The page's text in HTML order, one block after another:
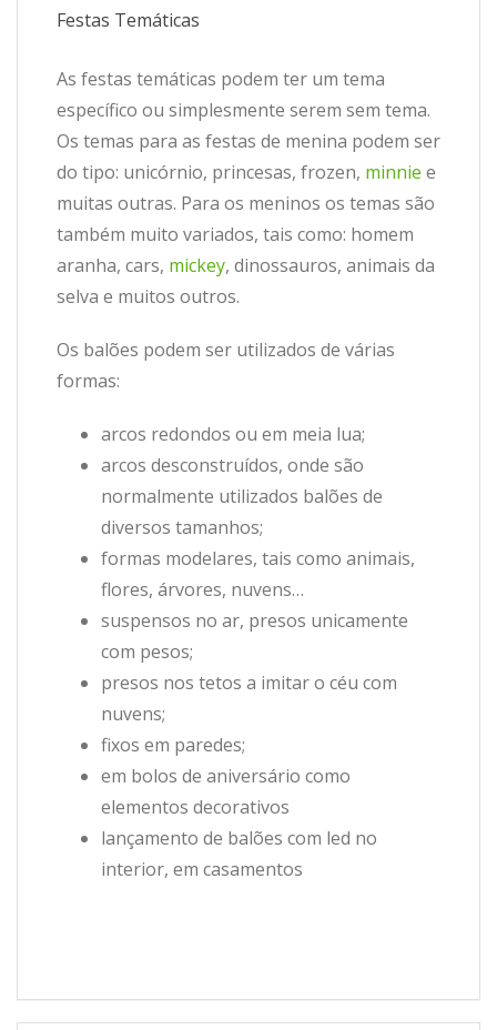
Festas Temáticas
As festas temáticas podem ter um tema
específico ou simplesmente serem sem tema.
Os temas para as festas de menina podem ser
do tipo: unicórnio, princesas, frozen, minnie e
muitas outras. Para os meninos os temas são
também muito variados, tais como: homem
aranha, cars, mickey, dinossauros, animais da
selva e muitos outros.
Os balões podem ser utilizados de várias
formas:
arcos redondos ou em meia lua;
arcos desconstruídos, onde são
normalmente utilizados balões de
diversos tamanhos;
formas modelares, tais como animais,
flores, árvores, nuvens…
suspensos no ar, presos unicamente
com pesos;
presos nos tetos a imitar o céu com
nuvens;
fixos em paredes;
em bolos de aniversário como
elementos decorativos
lançamento de balões com led no
interior, em casamentos